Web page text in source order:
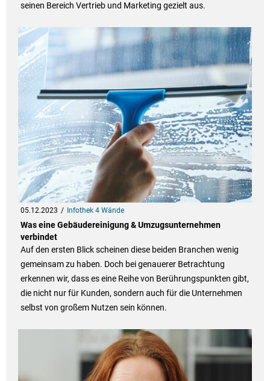
seinen Bereich Vertrieb und Marketing gezielt aus.
05.12.2023 Infothek 4 Wände
Was eine Gebäudereinigung & Umzugsunternehmen
verbindet
Auf den ersten Blick scheinen diese beiden Branchen wenig
gemeinsam zu haben. Doch bei genauerer Betrachtung
erkennen wir, dass es eine Reihe von Berührungspunkten gibt,
die nicht nur für Kunden, sondern auch für die Unternehmen
selbst von großem Nutzen sein können.